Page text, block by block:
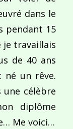
dans le
pendant 15
je travaillais
de 40 ans
né un rêve.
une célèbre
diplôme
Me voici…